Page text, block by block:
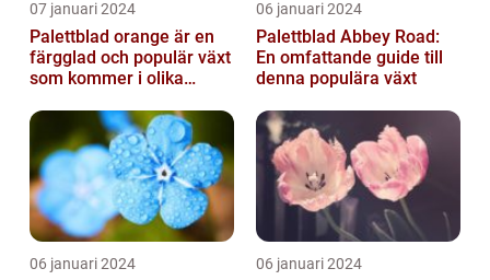
07 januari 2024
Palettblad orange är en
färgglad och populär växt
som kommer i olika
06 januari 2024
Palettblad Abbey Road:
En omfattande guide till
denna populära växt
06 januari 2024 06 januari 2024